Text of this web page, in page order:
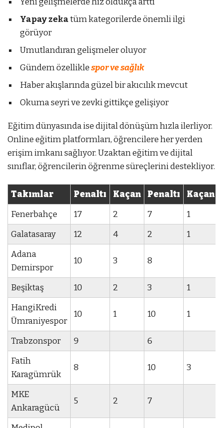
Yapay zekatüm kategorilerde önemli ilgi
görüyor
Umutlandıran gelişmeler oluyor
Gündem özelliklespor ve sağlık
Haber akışlarında güzel bir akıcılık mevcut
Okuma seyri ve zevki gittikçe gelişiyor
Eğitim dünyasında ise dijital dönüşüm hızla ilerliyor.
Online eğitim platformları, öğrencilere her yerden
erişim imkanı sağlıyor. Uzaktan eğitim ve dijital
sınıflar, öğrencilerin öğrenme süreçlerini destekliyor.
Takımlar Penaltı Kaçan Penaltı
Kaçan
Fenerbahçe
17 2 7
1
Galatasaray
12 4 2
1
Adana
Demirspor
10 3 8
Beşiktaş 10 2 3
1
HangiKredi
Ümraniyespor
10 1 10 1
Trabzonspor 9
6
Fatih
Karagümrük
8 10 3
MKE
Ankaragücü
5 2 7